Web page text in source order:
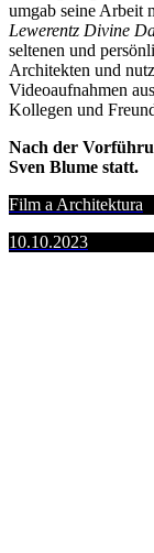
umgab seine Arbeit
Lewerentz Divine
seltenen und
Architekten und
Videoaufnahmen
Kollegen und
Nach der
Sven Blume statt.
Film a Architektura
10.10.2023